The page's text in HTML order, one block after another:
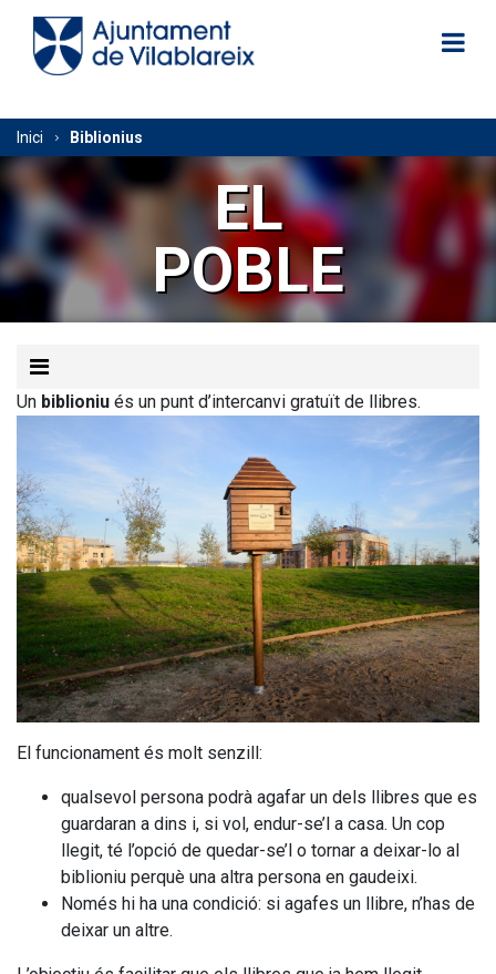
contingut
Fil
d'Ariadna
Inici Biblionius
EL
POBLE
Un biblioniu és un punt d’intercanvi gratuït de llibres.
El funcionament és molt senzill:
qualsevol persona podrà agafar un dels llibres que es
guardaran a dins i, si vol, endur-se’l a casa. Un cop
llegit, té l’opció de quedar-se’l o tornar a deixar-lo al
biblioniu perquè una altra persona en gaudeixi.
Només hi ha una condició: si agafes un llibre, n’has de
deixar un altre.
tal